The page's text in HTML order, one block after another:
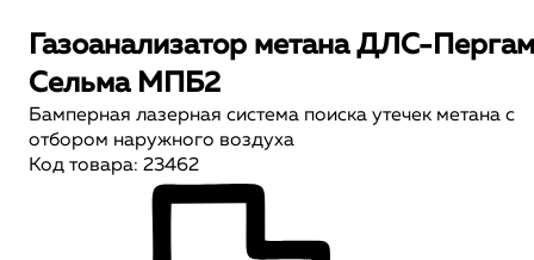
Газоанализатор метана ДЛС-Пергам
Сельма МПБ2
Бамперная лазерная система поиска утечек метана с
отбором наружного воздуха
Код товара: 23462